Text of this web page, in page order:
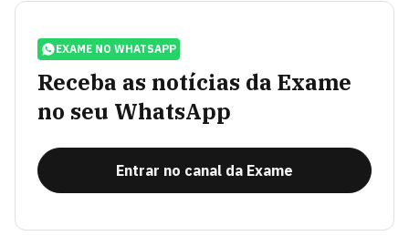
EXAME NO WHATSAPP
Receba as notícias da Exame
no seu WhatsApp
Entrar no canal da Exame